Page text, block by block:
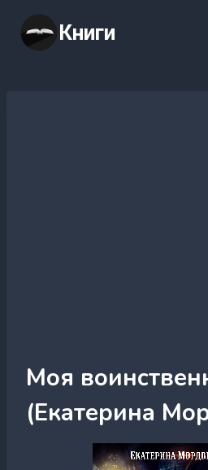
содержимому
Книги
Моя
(Екатерина